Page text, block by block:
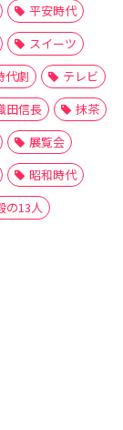
平安時代
スイーツ
代劇
テレビ
田信長
抹茶
展覧会
昭和時代
の13人